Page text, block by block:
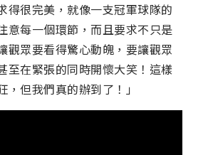
得很完美，就像一支冠軍球隊的
意每一個環節，而且要求不只是
觀眾要看得驚心動魄，要讓觀眾
至在緊張的同時開懷大笑！這樣
，但我們真的辦到了！」